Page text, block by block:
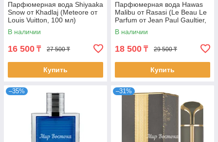
Парфюмерная вода Shiyaaka
Snow от Khadlaj (Meteore от
Louis Vuitton, 100 мл)
В наличии
16 500 ₸ 27 500 ₸
Купить
Парфюмерная вода Hawas
Malibu от Rasasi (Le Beau Le
Parfum от Jean Paul Gaultier,
100 мл)
В наличии
18 500 ₸ 29 500 ₸
Купить
–35% –31%